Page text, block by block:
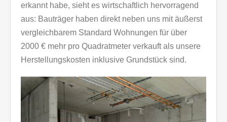
erkannt habe, sieht es wirtschaftlich hervorragend
aus: Bauträger haben direkt neben uns mit äußerst
vergleichbarem Standard Wohnungen für über
2000 € mehr pro Quadratmeter verkauft als unsere
Herstellungskosten inklusive Grundstück sind.